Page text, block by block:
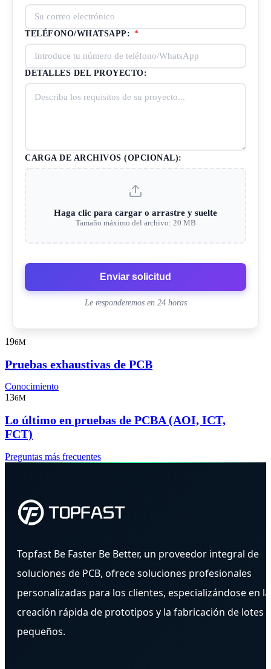
TELÉFONO/WHATSAPP: *
DETALLES DEL PROYECTO:
CARGA DE ARCHIVOS (OPCIONAL):
Haga clic para cargar o arrastre y suelte
Tamaño máximo del archivo: 20 MB
Enviar solicitud
Le responderemos en 24 horas
196M
Pruebas exhaustivas de PCB
Conocimiento
136M
Lo último en pruebas de PCBA (AOI, ICT,
FCT)
Preguntas más frecuentes
Topfast Be Faster Be Better, un proveedor integral de
soluciones de PCB, ofrece soluciones profesionales
personalizadas para los clientes, especializándose en la
creación rápida de prototipos y la fabricación de lotes
pequeños.